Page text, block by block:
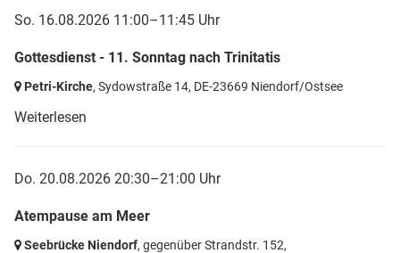
So. 16.08.2026 11:00–11:45 Uhr
Gottesdienst - 11. Sonntag nach Trinitatis
Petri-Kirche, Sydowstraße 14, DE-23669 Niendorf/Ostsee
Weiterlesen
Do. 20.08.2026 20:30–21:00 Uhr
Atempause am Meer
Seebrücke Niendorf, gegenüber Strandstr. 152,